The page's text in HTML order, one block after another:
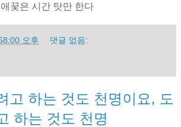
애꿎은 시간 탓만 한다
오후 댓글 없음:
고 하는 것도 천명이요, 도
하는 것도 천명